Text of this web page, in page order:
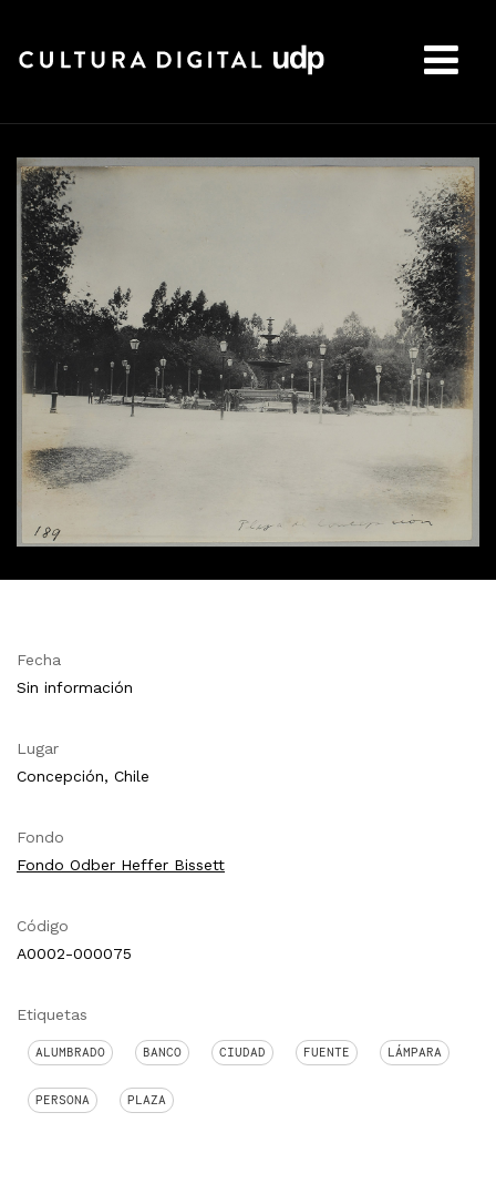
Fecha
Sin información
Lugar
Concepción, Chile
Fondo
Fondo Odber Heffer Bissett
Código
A0002-000075
Etiquetas
ALUMBRADO BANCO CIUDAD FUENTE LÁMPARA
PERSONA PLAZA